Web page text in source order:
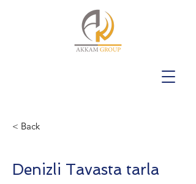
< Back
Denizli Tavasta tarla